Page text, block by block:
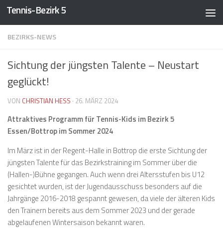
Zum Inhalt springen
Tennis-Bezirk 5
BEZIRKS-NEWS
Sichtung der jüngsten Talente – Neustart
geglückt!
VON CHRISTIAN HESS · 26. MÄRZ 2024
Attraktives Programm für Tennis-Kids im Bezirk 5
Essen/Bottrop im Sommer 2024
Im März ist in der Regent-Halle in Bottrop die erste Sichtung der
jüngsten Talente für das Bezirkstraining im Sommer über die
(Hallen-)Bühne gegangen. Auch wenn drei Altersstufen bis U12
gesichtet wurden, ist der Jugendausschuss besonders auf die
Jahrgänge 2016-2018 gespannt gewesen, da viele der älteren Kids
den Trainern bereits aus dem Sommer 2023 und der gerade
abgelaufenen Wintersaison bekannt waren.